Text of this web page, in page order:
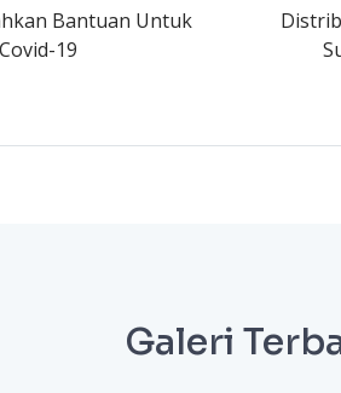
Bantuan Untuk
19
Galeri